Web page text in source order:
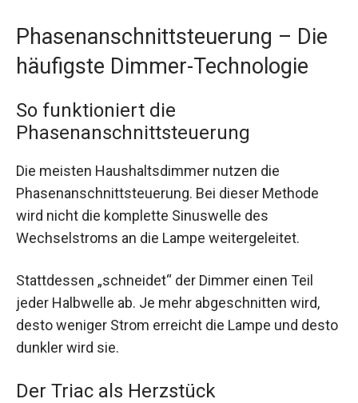
Phasenanschnittsteuerung – Die
häufigste Dimmer-Technologie
So funktioniert die
Phasenanschnittsteuerung
Die meisten Haushaltsdimmer nutzen die
Phasenanschnittsteuerung. Bei dieser Methode
wird nicht die komplette Sinuswelle des
Wechselstroms an die Lampe weitergeleitet.
Stattdessen „schneidet“ der Dimmer einen Teil
jeder Halbwelle ab. Je mehr abgeschnitten wird,
desto weniger Strom erreicht die Lampe und desto
dunkler wird sie.
Der Triac als Herzstück